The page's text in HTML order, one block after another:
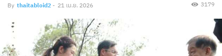
By thaitabloid2 - 21 เม.ย. 2026 3179